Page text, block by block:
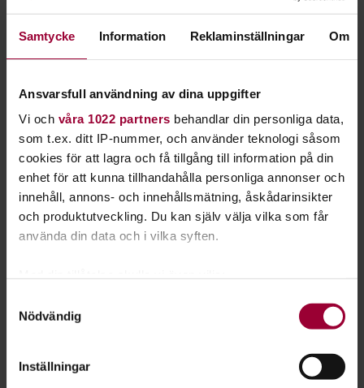
Samtycke Information Reklaminställningar Om
Ansvarsfull användning av dina uppgifter
Vi och våra 1022 partners behandlar din personliga data,
som t.ex. ditt IP-nummer, och använder teknologi såsom
cookies för att lagra och få tillgång till information på din
enhet för att kunna tillhandahålla personliga annonser och
innehåll, annons- och innehållsmätning, åskådarinsikter
och produktutveckling. Du kan själv välja vilka som får
använda din data och i vilka syften.
som kan ha en noggrannhet på upp till flera meter
Ta reda på mer om hur dina personliga uppgifter
Nödvändig
Inställningar
studiecirkel hos Studiefrämjandet.
Läs mer om att starta studiecirkel
Nästa steg
Se våra kurser, evenemang och studiecirklar inom
Hjälp för hundklubbar
Studiecirkel/kurs:
2026-10-07